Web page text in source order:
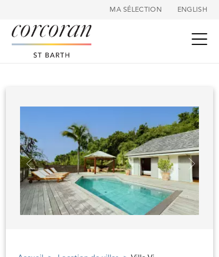
Panneau de gestion des cookiesMA SÉLECTION ENGLISH